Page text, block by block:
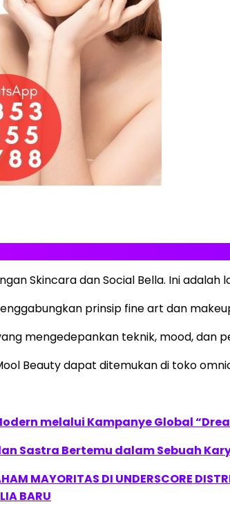
Skincara dan Social Bella. Ini
prinsip fine art dan
mengedepankan teknik, mood, dan
Beauty dapat ditemukan di toko
melalui Kampanye Global
Sastra Bertemu dalam Sebuah
MAYORITAS DI UNDERSCORE
BARU